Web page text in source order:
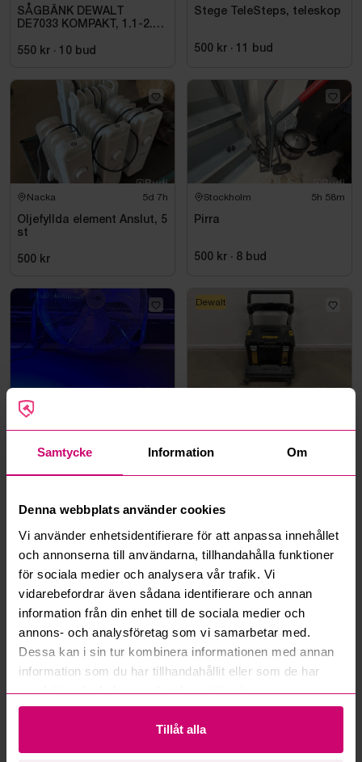
Samtycke Information Om
Denna webbplats använder cookies
Vi använder enhetsidentifierare för att anpassa innehållet
och annonserna till användarna, tillhandahålla funktioner
för sociala medier och analysera vår trafik. Vi
vidarebefordrar även sådana identifierare och annan
information från din enhet till de sociala medier och
annons- och analysföretag som vi samarbetar med.
Dessa kan i sin tur kombinera informationen med annan
information som du har tillhandahållit eller som de har
samlat in när du har använt deras tjänster.
Tillåt alla
SÅGBÄNK DEWALT
DE7033 KOMPAKT, 1.1-2.5
550 kr · 10 bud
Stege TeleSteps, teleskop
500 kr · 11 bud
Nacka 5d 7h
Oljefyllda element Anslut, 5
st
500 kr
Stockholm 5h 58m
Pirra
500 kr · 8 bud
Stockholm
2 st. Stora fläktar inkl. 1
Verktygsvagn Dewalt inkl.
Dewalt
Bromma 5d 4h
STYRSKENA BOSCH FSN
1600,
400 kr ·6 bud
Bosch
Bromma
4 st. Cirkelsågblad Makita
Sågklinga
400 kr ·8 bud
Oanvänd